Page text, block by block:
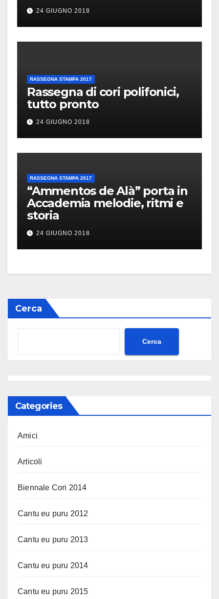
24 GIUGNO 2018
RASSEGNA STAMPA 2017
Rassegna di cori polifonici,
tutto pronto
24 GIUGNO 2018
RASSEGNA STAMPA 2017
“Ammentos de Alà” porta in
Accademia melodie, ritmi e
storia
24 GIUGNO 2018
Cerca
Cerca
Categories
Amici
Articoli
Biennale Cori 2014
Cantu eu puru 2012
Cantu eu puru 2013
Cantu eu puru 2014
Cantu eu puru 2015